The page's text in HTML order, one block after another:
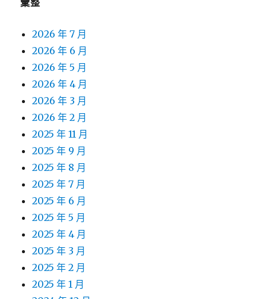
彙整
2026 年 7 月
2026 年 6 月
2026 年 5 月
2026 年 4 月
2026 年 3 月
2026 年 2 月
2025 年 11 月
2025 年 9 月
2025 年 8 月
2025 年 7 月
2025 年 6 月
2025 年 5 月
2025 年 4 月
2025 年 3 月
2025 年 2 月
2025 年 1 月